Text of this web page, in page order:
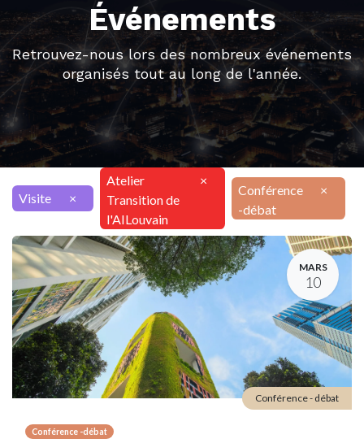
Événements
Retrouvez-nous lors des nombreux événements
organisés tout au long de l'année.
Visite ×
Atelier
Transition de
l'AILouvain
×
Conférence
-débat
×
MARS
10
Conférence -débat
Conférence - débat